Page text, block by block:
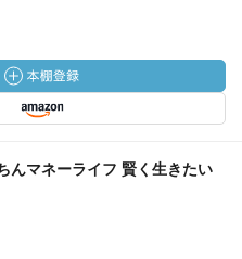
んマネーライフ 賢く生きたい